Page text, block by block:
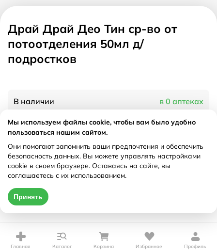
Драй Драй Део Тин ср-во от
потоотделения 50мл д/
подростков
В наличии в 0 аптеках
Характеристики
Рецепт Не требуется
Главная Каталог Корзина Избранное Профиль
Мы используем файлы cookie, чтобы вам было удобно
пользоваться нашим сайтом.
Они помогают запомнить ваши предпочтения и обеспечить
безопасность данных. Вы можете управлять настройками
cookie в своем браузере. Оставаясь на сайте, вы
соглашаетесь с их использованием.
Принять